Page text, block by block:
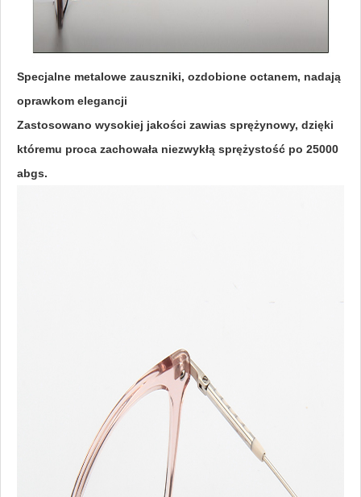
Specjalne metalowe zauszniki, ozdobione octanem, nadają
oprawkom elegancji
Zastosowano wysokiej jakości zawias sprężynowy, dzięki
któremu proca zachowała niezwykłą sprężystość po 25000
abgs.